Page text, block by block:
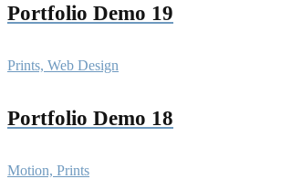
Portfolio Demo 19
Prints, Web Design
Portfolio Demo 18
Motion, Prints